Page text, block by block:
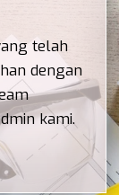
telah
dengan
kami.